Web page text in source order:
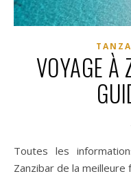
VOYAGE À
Toutes les informations pour préparer ton voyage à
Zanzibar de la meilleure